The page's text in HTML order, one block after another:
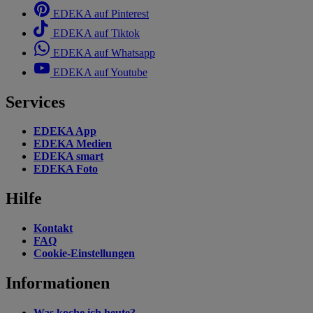
EDEKA auf Pinterest
EDEKA auf Tiktok
EDEKA auf Whatsapp
EDEKA auf Youtube
Services
EDEKA App
EDEKA Medien
EDEKA smart
EDEKA Foto
Hilfe
Kontakt
FAQ
Cookie-Einstellungen
Informationen